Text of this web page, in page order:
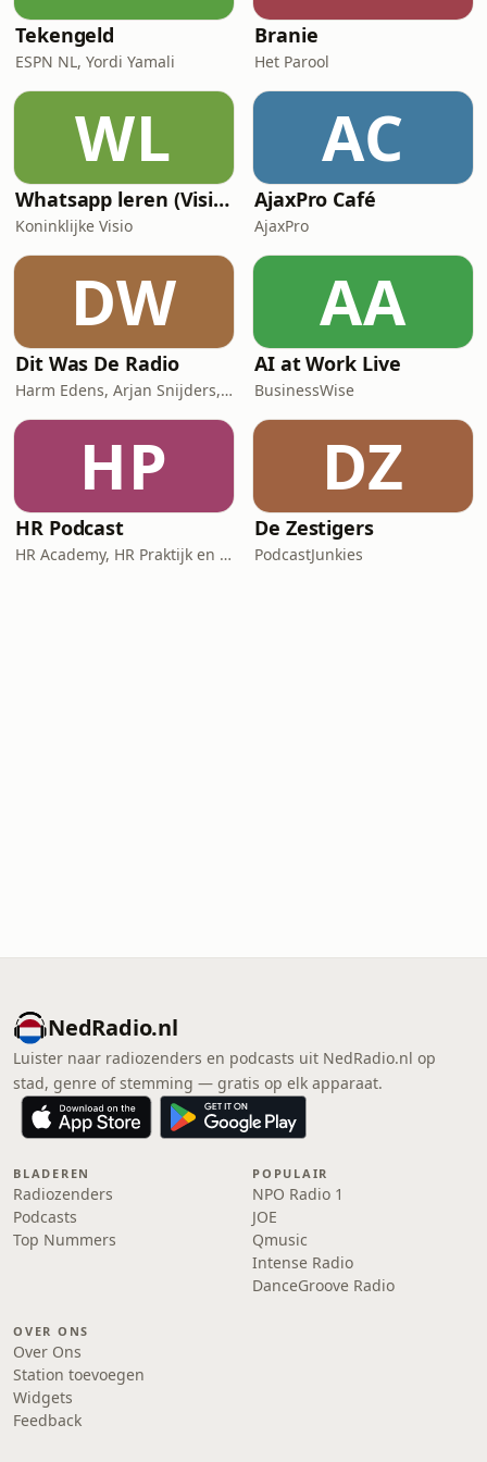
Tekengeld
ESPN NL, Yordi Yamali
Branie
Het Parool
WL
Whatsapp leren (Visio Podcast)
Koninklijke Visio
AC
AjaxPro Café
AjaxPro
DW
Dit Was De Radio
Harm Edens, Arjan Snijders, Ron Vergouwen
AA
AI at Work Live
BusinessWise
HP
HR Podcast
HR Academy, HR Praktijk en CHRO
DZ
De Zestigers
PodcastJunkies
NedRadio.nl
Luister naar radiozenders en podcasts uit NedRadio.nl op
stad, genre of stemming — gratis op elk apparaat.
BLADEREN
Radiozenders
Podcasts
Top Nummers
POPULAIR
NPO Radio 1
JOE
Qmusic
Intense Radio
DanceGroove Radio
OVER ONS
Over Ons
Station toevoegen
Widgets
Feedback